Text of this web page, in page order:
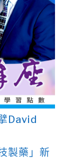
David
製藥」新